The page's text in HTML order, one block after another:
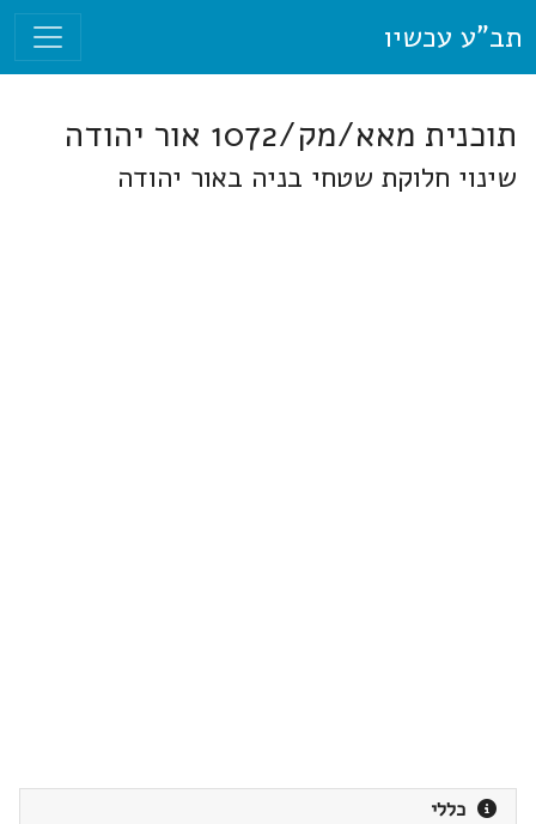
תב"ע עכשיו
תוכנית מאא/מק/1072 אור יהודה
שינוי חלוקת שטחי בניה באור יהודה
כללי